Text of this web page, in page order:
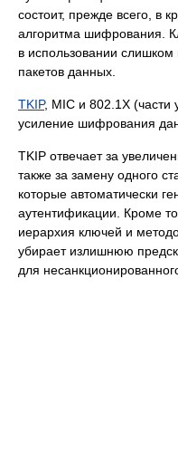
состоит, прежде всего, в
алгоритма шифрования.
в использовании
пакетов данных.
TKIP, MIC и 802.1X (части
усиление шифрования
TKIP отвечает за
также за замену одного
которые автоматически
аутентификации. Кроме
иерархия ключей и
убирает излишнюю
для